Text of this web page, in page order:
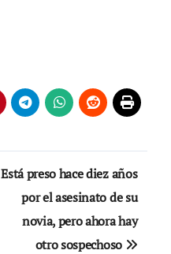
Está preso hace diez años
por el asesinato de su
novia, pero ahora hay
otro sospechoso